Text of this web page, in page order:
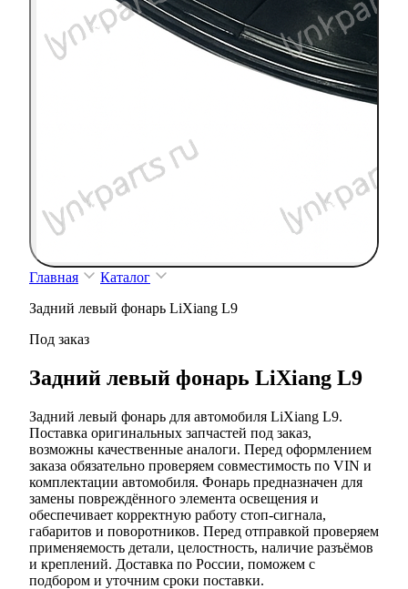
Главная
Каталог
Задний левый фонарь LiXiang L9
Под заказ
Задний левый фонарь LiXiang L9
Задний левый фонарь для автомобиля LiXiang L9.
Поставка оригинальных запчастей под заказ,
возможны качественные аналоги. Перед оформлением
заказа обязательно проверяем совместимость по VIN и
комплектации автомобиля. Фонарь предназначен для
замены повреждённого элемента освещения и
обеспечивает корректную работу стоп-сигнала,
габаритов и поворотников. Перед отправкой проверяем
применяемость детали, целостность, наличие разъёмов
и креплений. Доставка по России, поможем с
подбором и уточним сроки поставки.